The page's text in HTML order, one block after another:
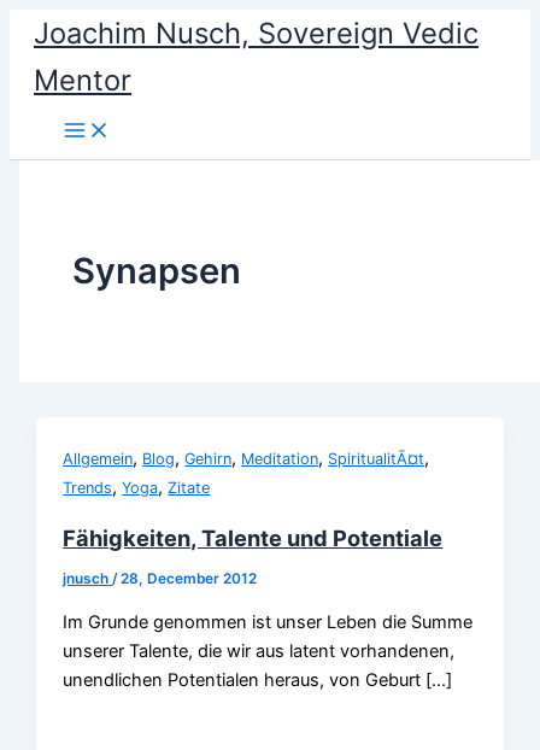
content
Joachim Nusch, Sovereign Vedic
Mentor
Synapsen
Allgemein, Blog,Gehirn, Meditation, SpiritualitÃ¤t,
Trends,Yoga,Zitate
Fähigkeiten, Talente und Potentiale
jnusch/28, December 2012
Im Grunde genommen ist unser Leben die Summe
unserer Talente, die wir aus latent vorhandenen,
unendlichen Potentialen heraus, von Geburt […]